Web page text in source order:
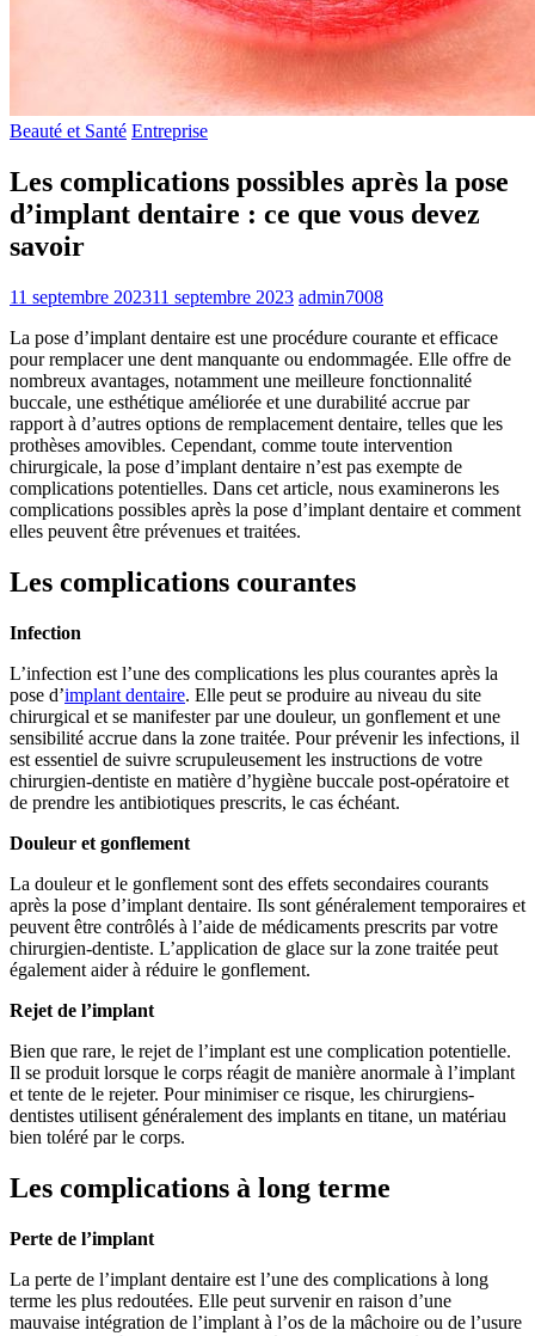
Beauté et Santé Entreprise
Les complications possibles après la pose
d’implant dentaire : ce que vous devez
savoir
11 septembre 202311 septembre 2023 admin7008
La pose d’implant dentaire est une procédure courante et efficace
pour remplacer une dent manquante ou endommagée. Elle offre de
nombreux avantages, notamment une meilleure fonctionnalité
buccale, une esthétique améliorée et une durabilité accrue par
rapport à d’autres options de remplacement dentaire, telles que les
prothèses amovibles. Cependant, comme toute intervention
chirurgicale, la pose d’implant dentaire n’est pas exempte de
complications potentielles. Dans cet article, nous examinerons les
complications possibles après la pose d’implant dentaire et comment
elles peuvent être prévenues et traitées.
Les complications courantes
Infection
L’infection est l’une des complications les plus courantes après la
pose d’implant dentaire. Elle peut se produire au niveau du site
chirurgical et se manifester par une douleur, un gonflement et une
sensibilité accrue dans la zone traitée. Pour prévenir les infections, il
est essentiel de suivre scrupuleusement les instructions de votre
chirurgien-dentiste en matière d’hygiène buccale post-opératoire et
de prendre les antibiotiques prescrits, le cas échéant.
Douleur et gonflement
La douleur et le gonflement sont des effets secondaires courants
après la pose d’implant dentaire. Ils sont généralement temporaires et
peuvent être contrôlés à l’aide de médicaments prescrits par votre
chirurgien-dentiste. L’application de glace sur la zone traitée peut
également aider à réduire le gonflement.
Rejet de l’implant
Bien que rare, le rejet de l’implant est une complication potentielle.
Il se produit lorsque le corps réagit de manière anormale à l’implant
et tente de le rejeter. Pour minimiser ce risque, les chirurgiens-
dentistes utilisent généralement des implants en titane, un matériau
bien toléré par le corps.
Les complications à long terme
Perte de l’implant
La perte de l’implant dentaire est l’une des complications à long
terme les plus redoutées. Elle peut survenir en raison d’une
mauvaise intégration de l’implant à l’os de la mâchoire ou de l’usure